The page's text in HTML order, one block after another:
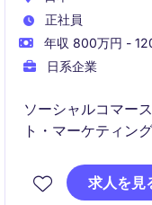
正社員
年収 800万円 -
日系企業
ソーシャルコマー
ト・マーケティン
ら分析設計、施策
ながら、組織全体
求人を見